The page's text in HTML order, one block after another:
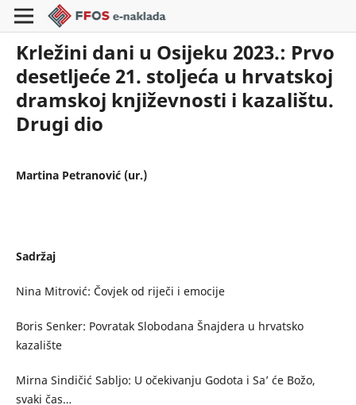
Krležini dani u Osijeku 2023.: Prvo
desetljeće 21. stoljeća u hrvatskoj
dramskoj književnosti i kazalištu.
Drugi dio
Martina Petranović (ur.)
Sadržaj
Nina Mitrović: Čovjek od riječi i emocije
Boris Senker: Povratak Slobodana Šnajdera u hrvatsko
kazalište
Mirna Sindičić Sabljo: U očekivanju Godota i Sa’ će Božo,
svaki čas…